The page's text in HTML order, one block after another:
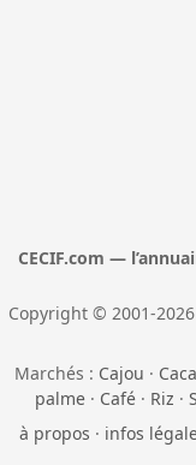
CECIF.com —
Copyright © 2001-
Marchés : Cajou ·
palme· Café· Riz ·
à propos · infos